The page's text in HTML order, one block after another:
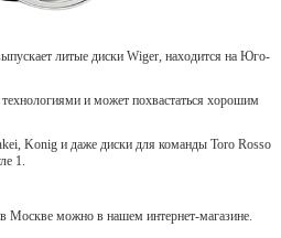
литые диски Wiger, находится на Юго-
и может похвастаться хорошим
Konig и даже диски для команды Toro Rosso
1.
в Москве можно в нашем интернет-магазине.